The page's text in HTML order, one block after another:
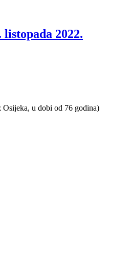
2022.
Osijeka, u dobi od 76 godina)